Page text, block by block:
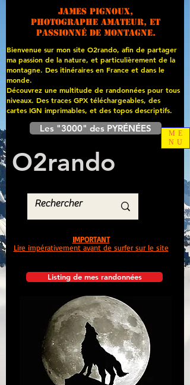
James PIGNOUX,
photographe amateur, et
passionné de montagne.
Bienvenue sur mon site O2rando, afin de partager
ma passion de la nature, et particulièrement de la
montagne. Des itinéraires en France et dans le
monde.
Découvrez une multitude de randonnées pour tous
niveaux. Des traces GPX téléchargeables, des
cartes IGN imprimables, et des topos descriptifs.
Les "3000" des PYRÉNÉES
O2rando
Listing de mes randonnées
IMPORTANT
Lire impérativement avant de surfer sur le site
ME
NU